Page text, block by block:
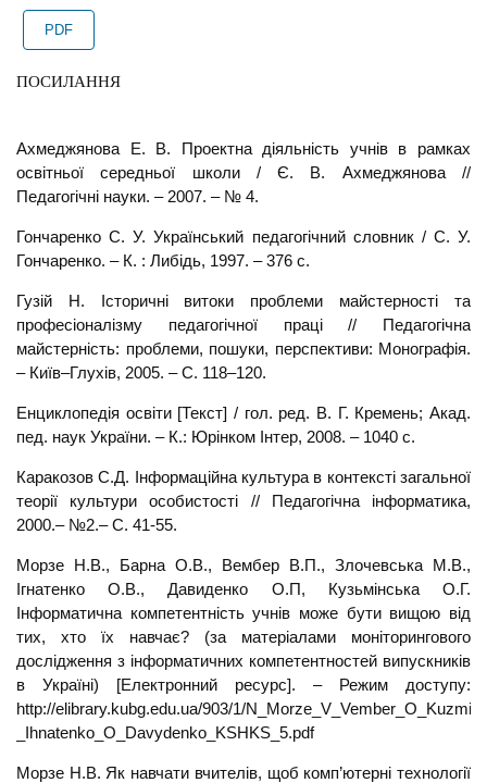
PDF
ПОСИЛАННЯ
Ахмеджянова Е. В. Проектна діяльність учнів в рамках
освітньої середньої школи / Є. В. Ахмеджянова //
Педагогічні науки. – 2007. – № 4.
Гончаренко С. У. Український педагогічний словник / С. У.
Гончаренко. – К. : Либідь, 1997. – 376 с.
Гузій Н. Історичні витоки проблеми майстерності та
професіоналізму педагогічної праці // Педагогічна
майстерність: проблеми, пошуки, перспективи: Монографія.
– Київ–Глухів, 2005. – С. 118–120.
Енциклопедія освіти [Текст] / гол. ред. В. Г. Кремень; Акад.
пед. наук України. – К.: Юрінком Інтер, 2008. – 1040 с.
Каракозов С.Д. Інформаційна культура в контексті загальної
теорії культури особистості // Педагогічна інформатика,
2000.– №2.– С. 41-55.
Морзе Н.В., Барна О.В., Вембер В.П., Злочевська М.В.,
Ігнатенко О.В., Давиденко О.П, Кузьмінська О.Г.
Інформатична компетентність учнів може бути вищою від
тих, хто їх навчає? (за матеріалами моніторингового
дослідження з інформатичних компетентностей випускників
в Україні) [Електронний ресурс]. – Режим доступу:
http://elibrary.kubg.edu.ua/903/1/
_Ihnatenko_O_Davydenko_KSHKS_5.pdf
Морзе Н.В. Як навчати вчителів, щоб комп’ютерні технології